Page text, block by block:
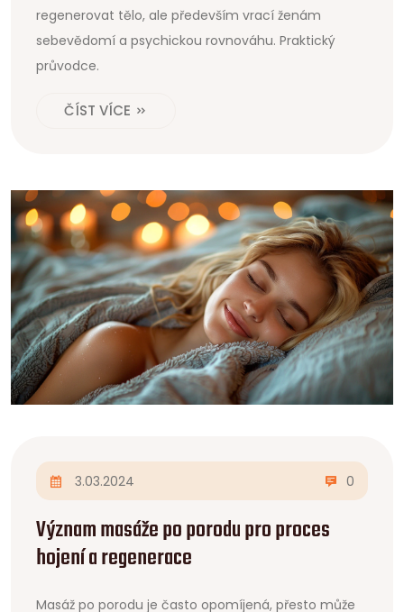
regenerovat tělo, ale především vrací ženám
sebevědomí a psychickou rovnováhu. Praktický
průvodce.
ČÍST VÍCE
3.03.2024 0
Význam masáže po porodu pro proces
hojení a regenerace
Masáž po porodu je často opomíjená, přesto může